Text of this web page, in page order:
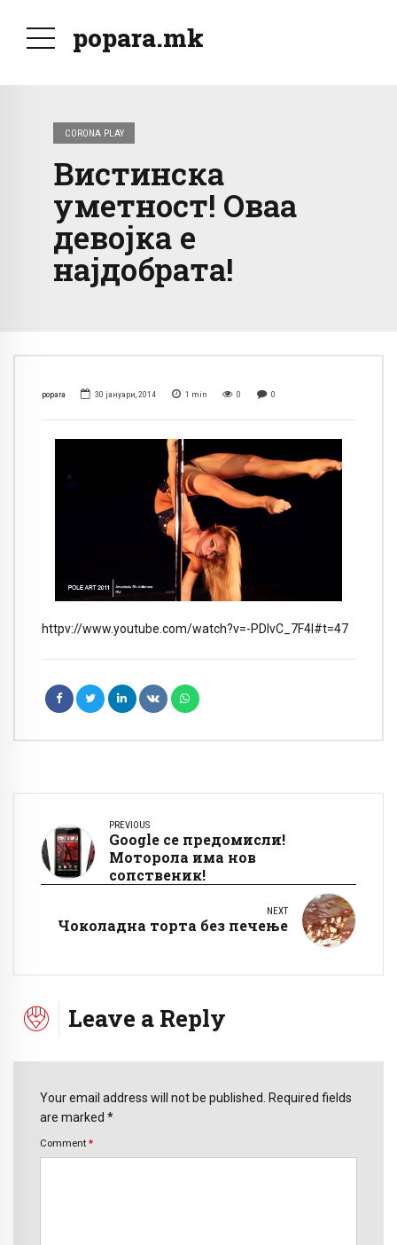
popara.mk
CORONA PLAY
Вистинска
уметност! Оваа
девојка е
најдобрата!
popara 30 јануари, 2014 1 min 0 0
httpv://www.youtube.com/watch?v=-PDlvC_7F4I#t=47
PREVIOUS
Google се предомисли!
Моторола има нов
сопственик!
NEXT
Чоколадна торта без печење
Leave a Reply
Your email address will not be published. Required fields
are marked *
Comment *